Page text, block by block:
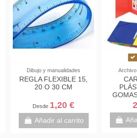
Dibujo y manualidades
REGLA FLEXIBLE 15,
20 O 30 CM
Desde 1,20 €
Añadir al carrito